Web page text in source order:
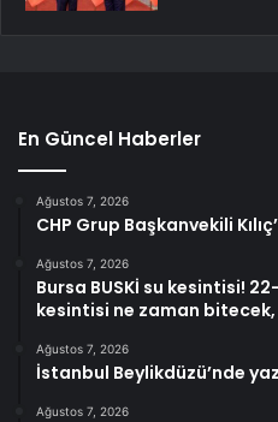
En Güncel Haberler
Ağustos 7, 2026
CHP Grup Başkanvekili
Ağustos 7, 2026
Bursa BUSKİ su kesintisi!
kesintisi ne zaman
Ağustos 7, 2026
İstanbul Beylikdüzü’nde
Ağustos 7, 2026